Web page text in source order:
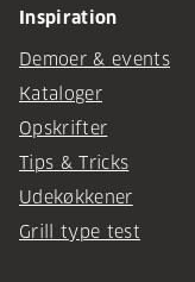
Inspiration
Demoer & events
Kataloger
Opskrifter
Tips & Tricks
Udekøkkener
Grill type test